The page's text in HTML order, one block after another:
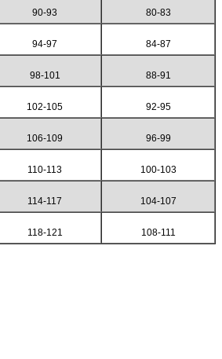
90-93 80-83
94-97 84-87
98-101 88-91
102-105 92-95
106-109 96-99
110-113 100-103
114-117 104-107
118-121 108-111